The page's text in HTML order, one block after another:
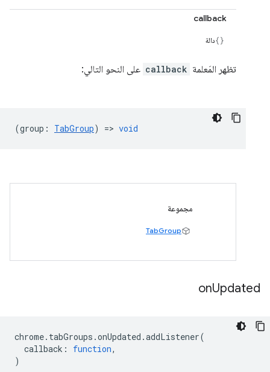
callback
دالة
تظهر المَعلمة callback على النحو التالي:
(group : TabGroup) => void
مجموعة
TabGroup
onUpdated
chrome. tabGroups .onUpdated .addListener(
callback : function,
)